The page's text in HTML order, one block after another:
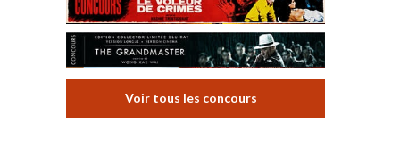
Voir tous les concours